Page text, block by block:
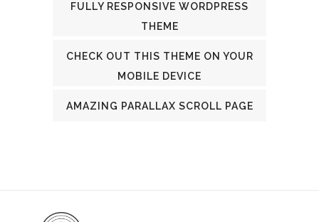
FULLY RESPONSIVE WORDPRESS
THEME
CHECK OUT THIS THEME ON YOUR
MOBILE DEVICE
AMAZING PARALLAX SCROLL PAGE